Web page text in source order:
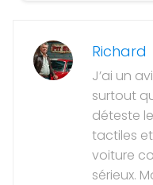
Richard
J’ai un
surtout
déteste
tactiles
voiture
sérieux.